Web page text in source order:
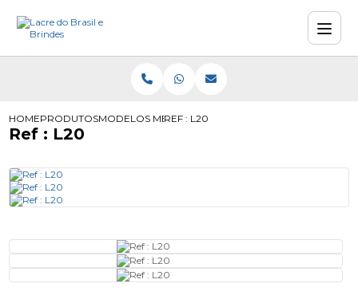
HOMEPRODUTOSMODELOS MÉDIOS 20MM
REF : L20
Ref : L20